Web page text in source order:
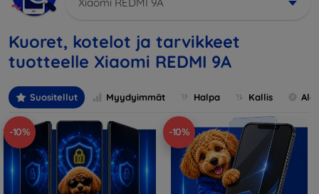
Kuoret, kotelot ja tarvikkeet
tuotteelle Xiaomi REDMI 9A
Suositellut Myydyimmät Halpa Kallis
-10% -10%